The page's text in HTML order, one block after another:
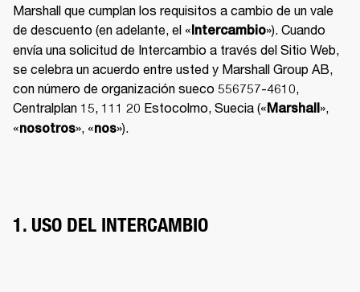
Marshall que cumplan los requisitos a cambio de un vale
de descuento (en adelante, el «Intercambio»). Cuando
envía una solicitud de Intercambio a través del Sitio Web,
se celebra un acuerdo entre usted y Marshall Group AB,
con número de organización sueco 556757-4610,
Centralplan 15, 111 20 Estocolmo, Suecia («Marshall»,
«nosotros», «nos»).
1. USO DEL INTERCAMBIO